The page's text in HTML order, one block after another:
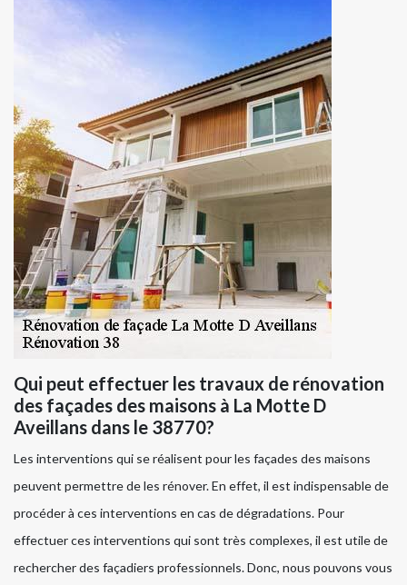
Qui peut effectuer les travaux de rénovation
des façades des maisons à La Motte D
Aveillans dans le 38770?
Les interventions qui se réalisent pour les façades des maisons
peuvent permettre de les rénover. En effet, il est indispensable de
procéder à ces interventions en cas de dégradations. Pour
effectuer ces interventions qui sont très complexes, il est utile de
rechercher des façadiers professionnels. Donc, nous pouvons vous